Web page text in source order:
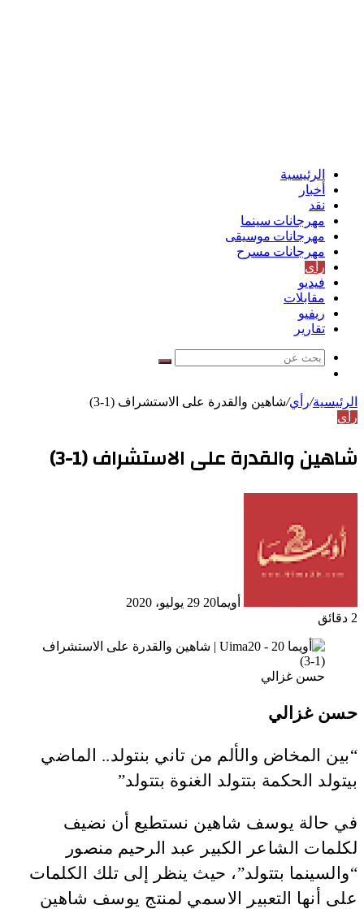
الرئيسية
أخبار
نقد
مهرجانات سينما
مهرجانات موسيقى
مهرجانات مسرح
رأي
فيديو
مقابلات
ريفيو
تقارير
بحث
الرئيسية/رأي/شاهين والقدرة على الاستشراف (1-3)
رأي
شاهين والقدرة على الاستشراف (1-3)
أويما20
29 يوليو، 2020
2 دقائق
حسن غزالي
حسن غزالي
“بين المخاض والألم من تاني بنتولد.. الماضي
بيتولد الحكمة بتتولد الغنوة بتتولد”
في حالة يوسف شاهين نستطيع أن نضيف
لكلمات الشاعر الكبير عبد الرحيم منصور
“والسينما بتتولد”، حيث ينظر إلى تلك الكلمات
على أنها التعبير الاسمي لمنتج يوسف شاهين